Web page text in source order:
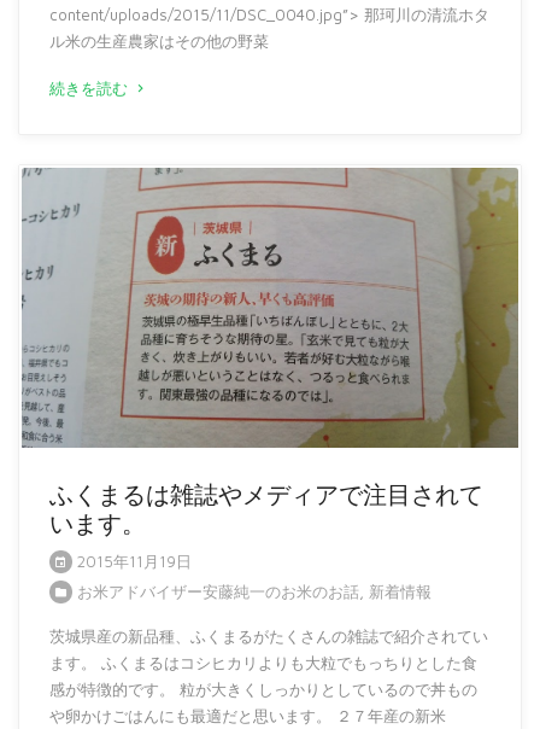
content/uploads/2015/11/DSC_0040.jpg”> 那珂川の清流ホタ
ル米の生産農家はその他の野菜
続きを読む
ふくまるは雑誌やメディアで注目されて
います。
2015年11月19日
お米アドバイザー安藤純一のお米のお話
新着情報
茨城県産の新品種、ふくまるがたくさんの雑誌で紹介されてい
ます。 ふくまるはコシヒカリよりも大粒でもっちりとした食
感が特徴的です。 粒が大きくしっかりとしているので丼もの
や卵かけごはんにも最適だと思います。 ２７年産の新米